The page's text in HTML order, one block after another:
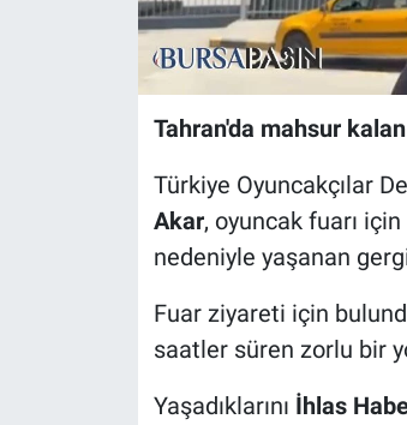
Tahran'da mahsur
Türkiye Oyuncakçılar
Akar, oyuncak fuarı için
nedeniyle yaşanan
Fuar ziyareti için
saatler süren zorlu bir
Yaşadıklarını İhlas
Teknoloji
Magazin
Nöbetçi Eczaneler